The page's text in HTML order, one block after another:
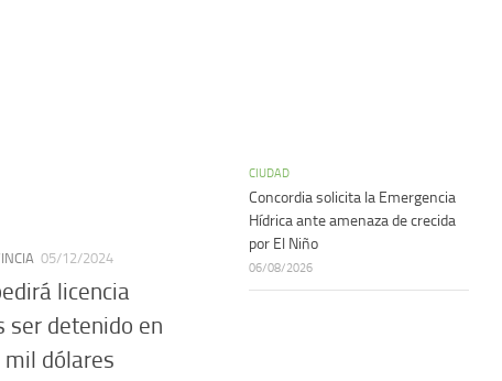
05/12/2024
licencia
ser detenido en
mil dólares
CIUDAD
Concordia solicita la Emergencia
Hídrica ante amenaza de crecida
por El Niño
06/08/2026